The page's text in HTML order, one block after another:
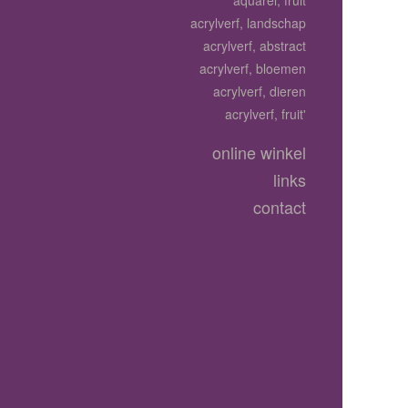
acrylverf, landschap
acrylverf, abstract
acrylverf, bloemen
acrylverf, dieren
acrylverf, fruit'
online winkel
links
contact